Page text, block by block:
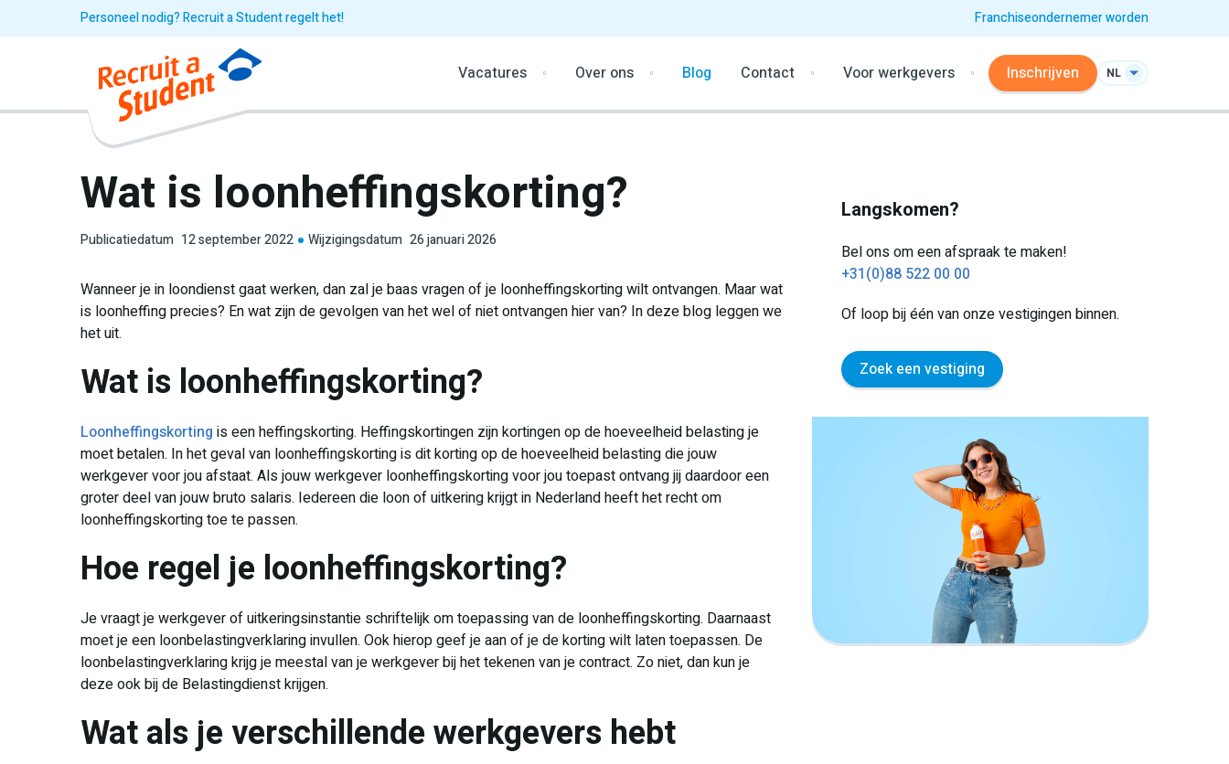
Personeel nodig? Recruit a Student regelt het! Franchiseondernemer worden
Vacatures Over ons Blog Contact Voor werkgevers Inschrijven NL
Wat is loonheffingskorting?
Publicatiedatum 12 september 2022 Wijzigingsdatum 26 januari 2026
Wanneer je in loondienst gaat werken, dan zal je baas vragen of je loonheffingskorting wilt ontvangen. Maar wat
is loonheffing precies? En wat zijn de gevolgen van het wel of niet ontvangen hier van? In deze blog leggen we
het uit.
Wat is loonheffingskorting?
Loonheffingskorting is een heffingskorting. Heffingskortingen zijn kortingen op de hoeveelheid belasting je
moet betalen. In het geval van loonheffingskorting is dit korting op de hoeveelheid belasting die jouw
werkgever voor jou afstaat. Als jouw werkgever loonheffingskorting voor jou toepast ontvang jij daardoor een
groter deel van jouw bruto salaris. Iedereen die loon of uitkering krijgt in Nederland heeft het recht om
loonheffingskorting toe te passen.
Hoe regel je loonheffingskorting?
Je vraagt je werkgever of uitkeringsinstantie schriftelijk om toepassing van de loonheffingskorting. Daarnaast
moet je een loonbelastingverklaring invullen. Ook hierop geef je aan of je de korting wilt laten toepassen. De
loonbelastingverklaring krijg je meestal van je werkgever bij het tekenen van je contract. Zo niet, dan kun je
deze ook bij de Belastingdienst krijgen.
Wat als je verschillende werkgevers hebt
Langskomen?
Bel ons om een afspraak te maken!
+31(0)88 522 00 00
Of loop bij één van onze vestigingen binnen.
Zoek een vestiging